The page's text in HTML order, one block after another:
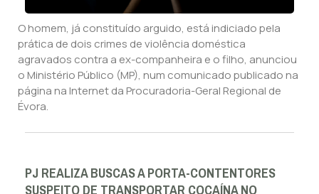
O homem, já constituído arguido, está indiciado pela
prática de dois crimes de violência doméstica
agravados contra a ex-companheira e o filho, anunciou
o Ministério Público (MP), num comunicado publicado na
página na Internet da Procuradoria-Geral Regional de
Évora.
PJ REALIZA BUSCAS A PORTA-CONTENTORES